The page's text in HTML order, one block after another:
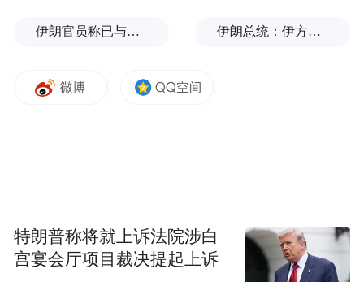
伊朗官员称已与阿曼就霍尔木兹海峡通行问题明确总体框架 伊朗总统：伊方未在涉谅解备忘录的谈判中作任何让步
特朗普称将就上诉法院涉白
宫宴会厅项目裁决提起上诉